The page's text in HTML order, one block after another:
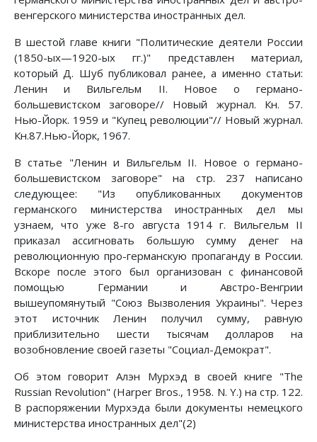
венгерского министерства иностранных дел.
В шестой главе книги "Политические деятели России
(1850-ых—1920-ых гг.)" представлен материал,
который Д. Шуб публиковал ранее, а именно статьи:
Ленин и Вильгельм II. Новое о германо-
большевистском заговоре// Новый журнал. Кн. 57.
Нью-Йорк. 1959 и "Купец революции"// Новый журнал.
Кн.87.Нью-Йорк, 1967.
В статье "Ленин и Вильгельм II. Новое о германо-
большевистском заговоре" на стр. 237 написано
следующее: "Из опубликованных документов
германского министерства иностранных дел мы
узнаем, что уже 8-го августа 1914 г. Вильгельм II
приказал ассигновать большую сумму денег на
революционную про-германскую пропаганду в России.
Вскоре после этого был организован с финансовой
помощью Германии и Австро-Венгрии
вышеупомянутый "Союз Вызволения Украины". Через
этот источник Ленин получил сумму, равную
приблизительно шести тысячам долларов на
возобновление своей газеты "Социал-Демократ".
Об этом говорит Алэн Мурхэд в своей книге "The
Russian Revolution" (Harper Bros., 1958. N. Y.) на стр. 122.
В распоряжении Мурхэда были документы немецкого
министерства иностранных дел"(2)